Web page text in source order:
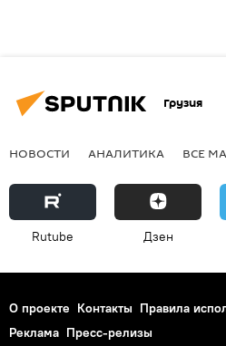
Грузия
НОВОСТИ АНАЛИТИКА ВСЕ
Rutube Дзен
О проекте Контакты Правила
Реклама Пресс-релизы